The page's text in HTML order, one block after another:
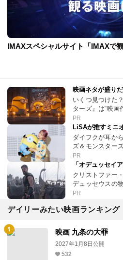
IMAXスペシャルサイト「IMAXで
映画ネタが盛りだ
いくつ見つけた
ターズ』は“映画
PR
LiSAが推すミニ
ダイフクが耳か
ズ＆モンスター
PR
「オデュッセイ
クリストファー
デュッセウスの
PR
デイリーみたい映画ランキング
映画 九条の大罪
2027年1月8日公開
532